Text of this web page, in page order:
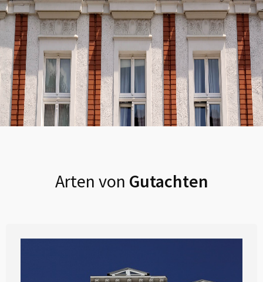
Arten von Gutachten